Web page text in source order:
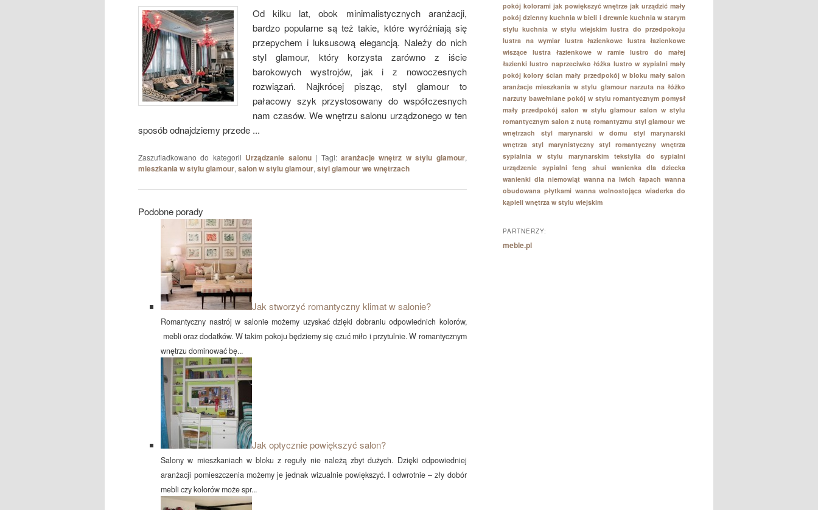
Od kilku lat, obok minimalistycznych aranżacji,
bardzo popularne są też takie, które wyróżniają się
przepychem i luksusową elegancją. Należy do nich
styl glamour, który korzysta zarówno z iście
barokowych wystrojów, jak i z nowoczesnych
rozwiązań. Najkrócej pisząc, styl glamour to
pałacowy szyk przystosowany do współczesnych
nam czasów. We wnętrzu salonu urządzonego w ten
sposób odnajdziemy przede ...
Zaszufladkowano do kategorii Urządzanie salonu | Tagi: aranżacje wnętrz w stylu glamour,
mieszkania w stylu glamour, salon w stylu glamour, styl glamour we wnętrzach
Podobne porady
Jak stworzyć romantyczny klimat w salonie?
Romantyczny nastrój w salonie możemy uzyskać dzięki dobraniu odpowiednich kolorów,
mebli oraz dodatków. W takim pokoju będziemy się czuć miło i przytulnie. W romantycznym
wnętrzu dominować bę...
Jak optycznie powiększyć salon?
Salony w mieszkaniach w bloku z reguły nie należą zbyt dużych. Dzięki odpowiedniej
aranżacji pomieszczenia możemy je jednak wizualnie powiększyć. I odwrotnie – zły dobór
mebli czy kolorów może spr...
pokój kolorami jak powiększyć wnętrze jak urządzić mały
pokój dzienny kuchnia w bieli i drewnie kuchnia w starym
stylu kuchnia w stylu wiejskim lustra do przedpokoju
lustra na wymiar lustra łazienkowe lustra łazienkowe
wiszące lustra łazienkowe w ramie lustro do małej
łazienki lustro naprzeciwko łóżka lustro w sypialni mały
pokój kolory ścian mały przedpokój w bloku mały salon
aranżacje mieszkania w stylu glamour narzuta na łóżko
narzuty bawełniane pokój w stylu romantycznym pomysł
mały przedpokój salon w stylu glamour salon w stylu
romantycznym salon z nutą romantyzmu styl glamour we
wnętrzach
styl marynarski w domu
styl marynarski
wnętrza styl marynistyczny styl romantyczny wnętrza
sypialnia w stylu marynarskim tekstylia do sypialni
urządzenie sypialni feng shui wanienka dla dziecka
wanienki dla niemowląt wanna na lwich łapach wanna
obudowana płytkami wanna wolnostojąca wiaderka do
kąpieli wnętrza w stylu wiejskim
PARTNERZY:
meble.pl